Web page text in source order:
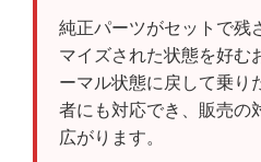
純正パーツがセットで残
マイズされた状態を好む
ーマル状態に戻して乗り
者にも対応でき、販売の
広がります。